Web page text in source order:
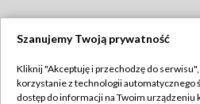
TVP
Szanujemy Twoją prywatność
Kliknij "Akceptuję i przechodzę do serwisu",
korzystanie z technologii automatycznego
dostęp do informacji na Twoim urządzeniu